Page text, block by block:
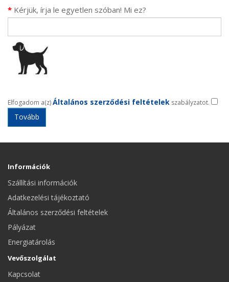
Kérjük, írja le egyetlen szóban! Mi ez?
Elfogadom a(z)Általános szerződési feltételek szabályzatot.
Információk
Szállítási információk
Adatkezelési tájékoztató
Általános szerződési feltételek
Pályázat
Energiatárolás
Vevőszolgálat
Kapcsolat